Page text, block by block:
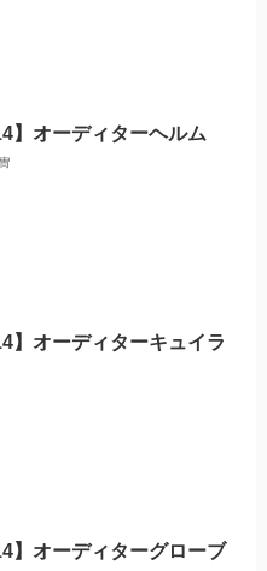
】オーディターヘルム
】オーディターキュイラ
】オーディターグローブ